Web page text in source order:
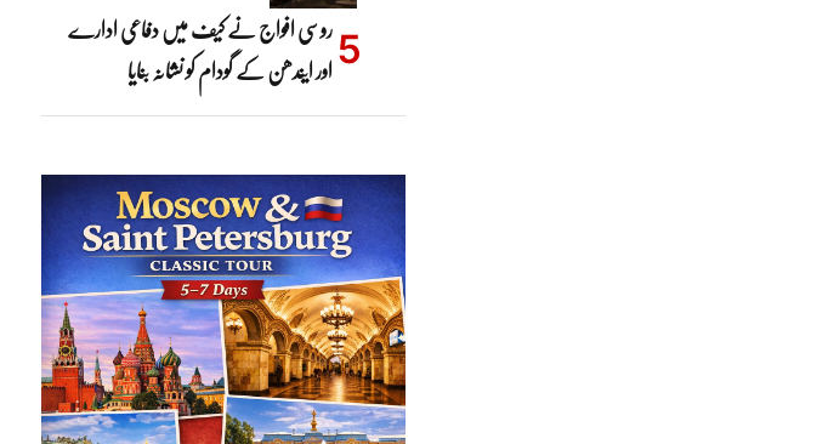
روسی افواج نے کیف میں دفاعی ادارے
اور ایندھن کے گودام کو نشانہ بنایا